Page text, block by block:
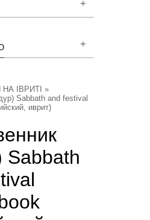
ІВРИТІ »
Sabbath and festival
иврит)
Sabbath